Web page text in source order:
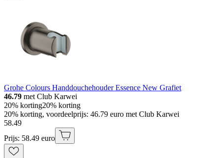
Grohe Colours Handdouchehouder Essence New Grafiet
46.79 met Club Karwei
20% korting20% korting
20% korting, voordeelprijs: 46.79 euro met Club Karwei
58.49
Prijs: 58.49 euro